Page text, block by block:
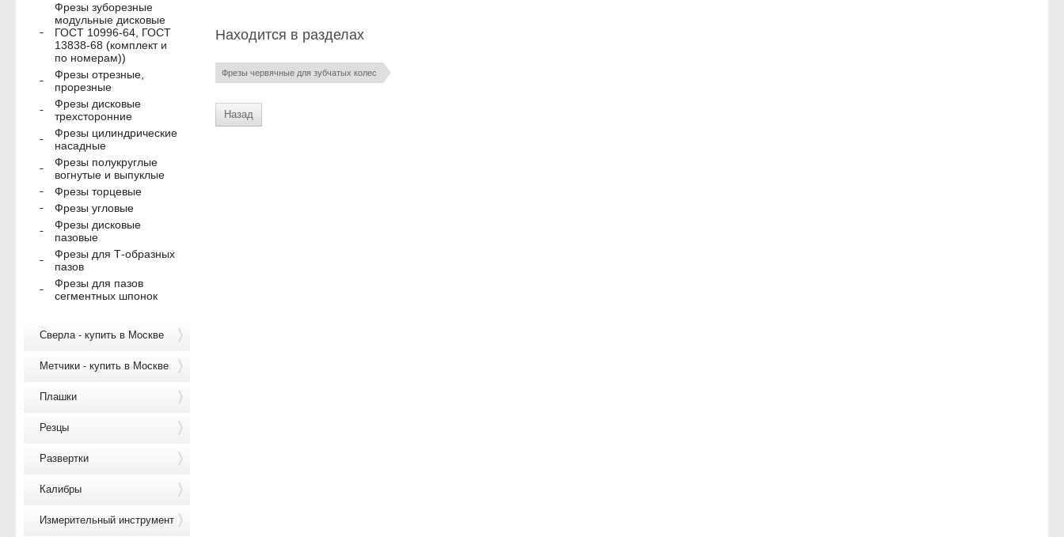
Находится в разделах
Фрезы червячные для зубчатых колес
Назад
Фрезы зуборезные
модульные дисковые
ГОСТ 10996-64, ГОСТ
13838-68 (комплект и
по номерам))
Фрезы отрезные,
прорезные
Фрезы дисковые
трехсторонние
Фрезы цилиндрические
насадные
Фрезы полукруглые
вогнутые и выпуклые
Фрезы торцевые
Фрезы угловые
Фрезы дисковые
пазовые
Фрезы для Т-образных
пазов
Фрезы для пазов
сегментных шпонок
Сверла - купить в Москве
Метчики - купить в Москве
Плашки
Резцы
Развертки
Калибры
Измерительный инструмент